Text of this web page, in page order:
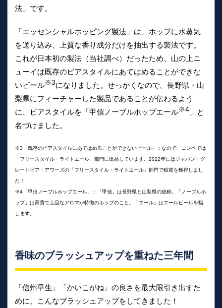
法」です。
「エッセンシャルホッピング製法」は、ホップに水蒸気
を送り込み、上質な香り成分だけを抽出する製法です。
これが日本初の製法（当社調べ）だったため、山の上ニ
ューイは既存のビアスタイルにあてはめることができな
いビール※3になりました。せっかくなので、長野県・山
梨県にフィーチャーした製品であることが伝わるよう
に、ビアスタイルを「甲信ノーブルホップエール※4 」と
名づけました。
※3「既存のビアスタイルにあてはめることができないビール」：なので、コンペでは
「フリースタイル・ライトエール」部門に出品しています。2022年にはジャパン・グ
レートビア・アワーズの「フリースタイル・ライトエール」部門で銀賞を獲得しまし
た！
※4「甲信ノーブルホップエール」：「甲信」は長野県と山梨県の総称。「ノーブルホ
ップ」は高貴で上品なアロマが特徴のホップのこと。「エール」はエールビールを指
します。
香味のブラッシュアップを重ねた三年間
「信州早生」「かいこがね」の良さを最大限引き出すた
めに、こんなブラッシュアップをしてきました！